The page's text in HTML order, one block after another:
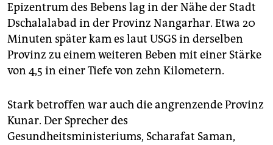
Epizentrum des Bebens lag in der Nähe der Stadt
Dschalalabad in der Provinz Nangarhar. Etwa 20
Minuten später kam es laut USGS in derselben
Provinz zu einem weiteren Beben mit einer Stärke
von 4,5 in einer Tiefe von zehn Kilometern.
Stark betroffen war auch die angrenzende Provinz
Kunar. Der Sprecher des
Gesundheitsministeriums, Scharafat Saman,